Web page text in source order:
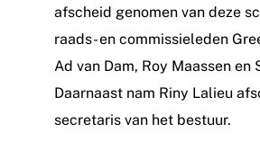
afscheid genomen van deze
raads- en commissieleden
Ad van Dam, Roy Maassen en
Daarnaast nam Riny Lalieu
secretaris van het bestuur.